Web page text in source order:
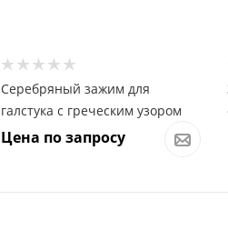
Серебряный зажим для
галстука с греческим узором
Цена по запросу